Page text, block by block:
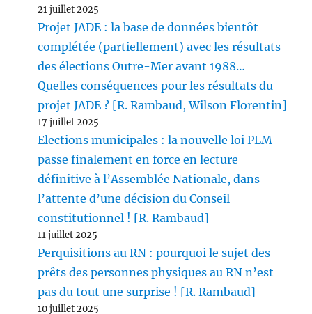
21 juillet 2025
Projet JADE : la base de données bientôt
complétée (partiellement) avec les résultats
des élections Outre-Mer avant 1988…
Quelles conséquences pour les résultats du
projet JADE ? [R. Rambaud, Wilson Florentin]
17 juillet 2025
Elections municipales : la nouvelle loi PLM
passe finalement en force en lecture
définitive à l’Assemblée Nationale, dans
l’attente d’une décision du Conseil
constitutionnel ! [R. Rambaud]
11 juillet 2025
Perquisitions au RN : pourquoi le sujet des
prêts des personnes physiques au RN n’est
pas du tout une surprise ! [R. Rambaud]
10 juillet 2025